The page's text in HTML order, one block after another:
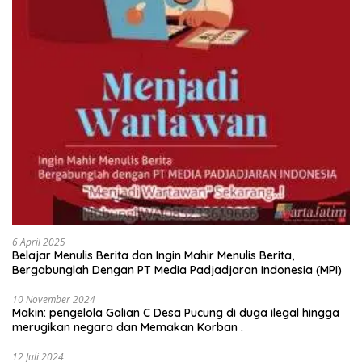
6 April 2025
Belajar Menulis Berita dan Ingin Mahir Menulis Berita,
Bergabunglah Dengan PT Media Padjadjaran Indonesia (MPI)
10 November 2024
Makin: pengelola Galian C Desa Pucung di duga ilegal hingga
merugikan negara dan Memakan Korban .
12 Juli 2024